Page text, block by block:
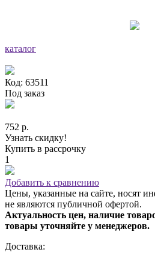
каталог
Код: 63511
Под заказ
752 р.
Узнать скидку!
Купить в рассрочку
1
Добавить к сравнению
Цены, указанные на сайте, носят
не являются публичной офертой.
Актуальность цен, наличие
товары уточняйте у менеджеров.
Доставка: